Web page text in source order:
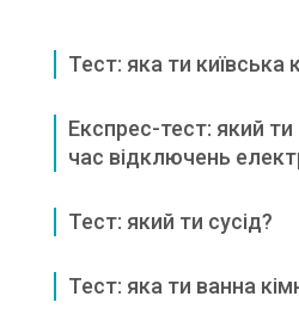
Тест: яка ти київська
Експрес-тест: який
час відключень
Тест: який ти сусід?
Тест: яка ти ванна